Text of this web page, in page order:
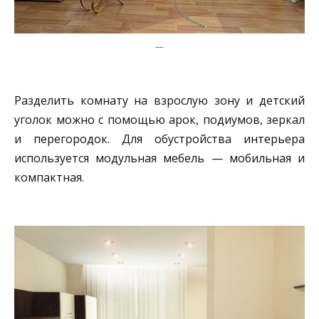
—
Разделить комнату на взрослую зону и детский
уголок можно с помощью арок, подиумов, зеркал
и перегородок. Для обустройства интерьера
используется модульная мебель — мобильная и
компактная.